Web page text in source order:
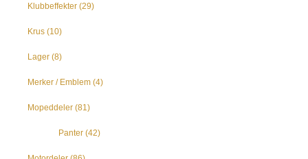
Klubbeffekter (29)
Krus (10)
Lager (8)
Merker / Emblem (4)
Mopeddeler (81)
Panter (42)